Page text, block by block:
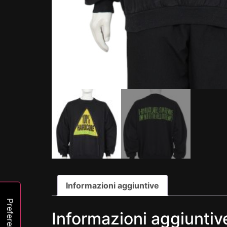
Informazioni aggiuntive
Informazioni